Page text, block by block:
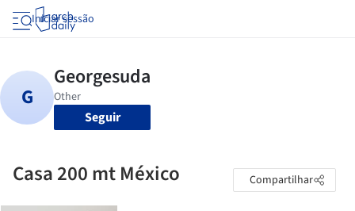
Iniciar sessão
Seguir
Casa 200 mt México Compartilhar